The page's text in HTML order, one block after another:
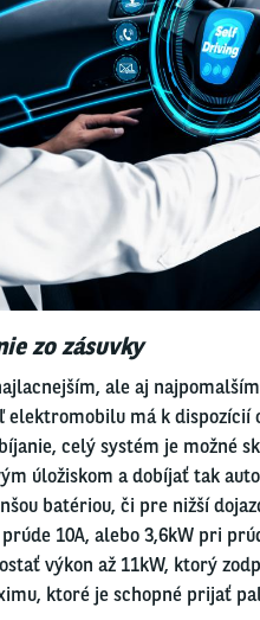
zo zásuvky
ale aj
elektromobilu má k dispozícií
celý systém je možné
úložiskom a dobíjať tak
batériou, či pre nižší
10A, alebo 3,6kW pri
výkon až 11kW, ktorý
ktoré je